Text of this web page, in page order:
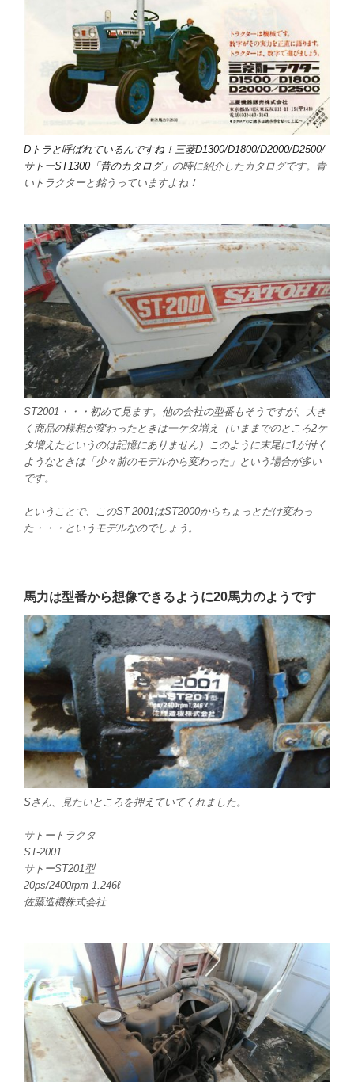
Dトラと呼ばれているんですね！三菱D1300/D1800/D2000/D2500/
サトーST1300「昔のカタログ」 の時に紹介したカタログです。青
いトラクターと銘うっていますよね！
ST2001・・・初めて見ます。他の会社の型番もそうですが、大き
く商品の様相が変わったときは一ケタ増え（いままでのところ2ケ
タ増えたというのは記憶にありません）このように末尾に1が付く
ようなときは「少々前のモデルから変わった」という場合が多い
です。
ということで、このST-2001はST2000からちょっとだけ変わっ
た・・・というモデルなのでしょう。
馬力は型番から想像できるように20馬力のようです
Sさん、見たいところを押えていてくれました。
サトートラクタ
ST-2001
サトーST201型
20ps/2400rpm 1.246ℓ
佐藤造機株式会社